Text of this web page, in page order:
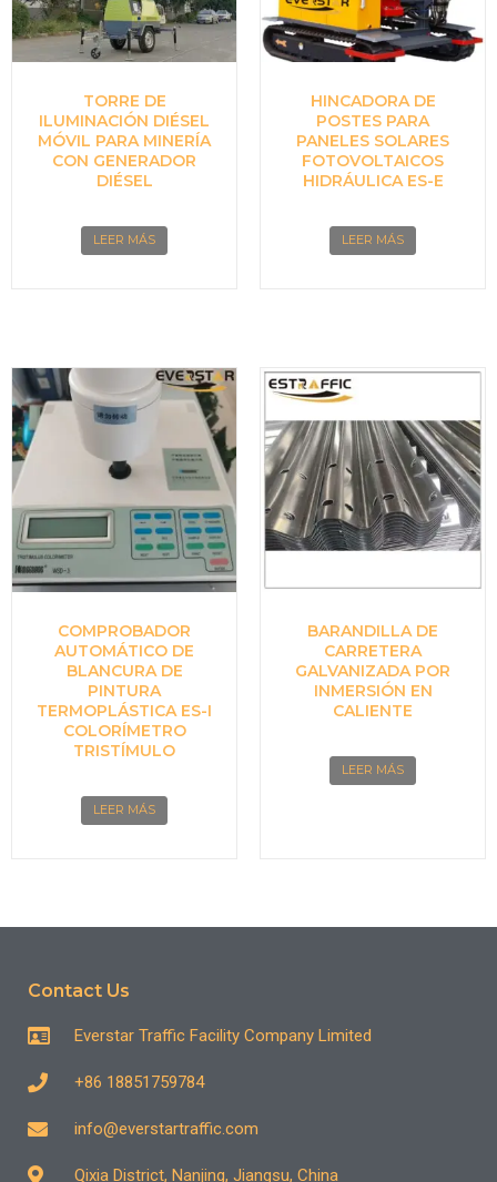
TORRE DE
ILUMINACIÓN DIÉSEL
MÓVIL PARA MINERÍA
CON GENERADOR
DIÉSEL
LEER MÁS
HINCADORA DE
POSTES PARA
PANELES SOLARES
FOTOVOLTAICOS
HIDRÁULICA ES-E
LEER MÁS
COMPROBADOR
AUTOMÁTICO DE
BLANCURA DE
PINTURA
TERMOPLÁSTICA ES-I
COLORÍMETRO
TRISTÍMULO
LEER MÁS
BARANDILLA DE
CARRETERA
GALVANIZADA POR
INMERSIÓN EN
CALIENTE
LEER MÁS
Contact Us
Everstar Traffic Facility Company Limited
+86 18851759784
info@everstartraffic.com
Qixia District, Nanjing, Jiangsu, China